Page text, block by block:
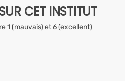
CET INSTITUT
1 (mauvais) et 6 (excellent)